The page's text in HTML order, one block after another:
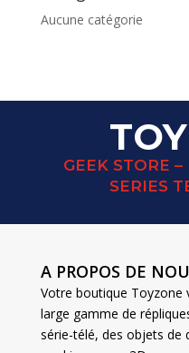
Aucune catégorie
GEEK STORE
SERIES
A PROPOS DE
Votre boutique Toyzone
large gamme de
série-télé, des objets de